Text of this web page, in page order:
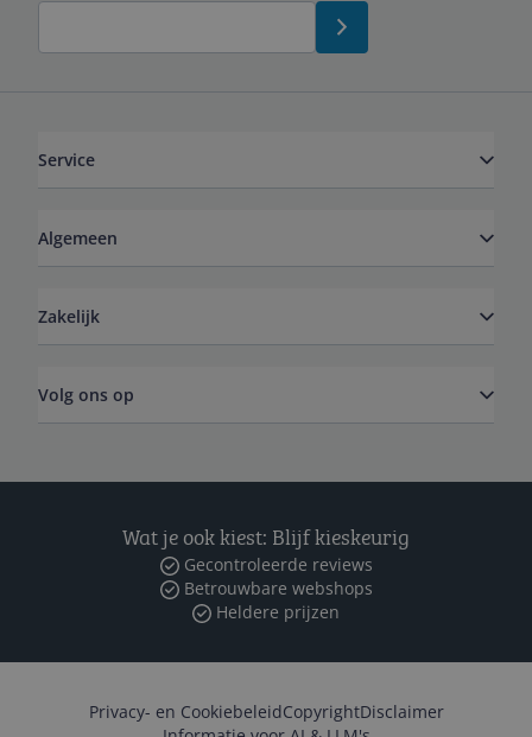
Service
Algemeen
Zakelijk
Volg ons op
Wat je ook kiest: Blijf kieskeurig
Gecontroleerde reviews
Betrouwbare webshops
Heldere prijzen
Privacy- en CookiebeleidCopyrightDisclaimer